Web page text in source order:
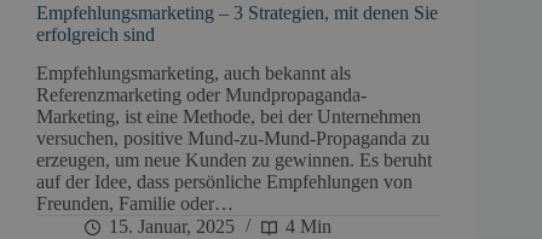
Empfehlungsmarketing – 3 Strategien, mit denen Sie
erfolgreich sind
Empfehlungsmarketing, auch bekannt als
Referenzmarketing oder Mundpropaganda-
Marketing, ist eine Methode, bei der Unternehmen
versuchen, positive Mund-zu-Mund-Propaganda zu
erzeugen, um neue Kunden zu gewinnen. Es beruht
auf der Idee, dass persönliche Empfehlungen von
Freunden, Familie oder…
15. Januar, 2025
4 Min